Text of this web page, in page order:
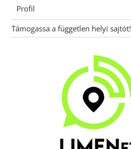
Profil
Támogassa a független helyi sajtót!